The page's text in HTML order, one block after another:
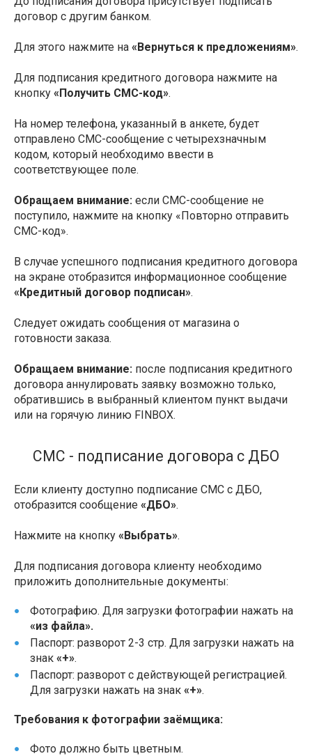
договор с другим банком.
Для этого нажмите на «Вернуться к предложениям».
Для подписания кредитного договора нажмите на
кнопку «Получить СМС-код».
На номер телефона, указанный в анкете, будет
отправлено СМС-сообщение с четырехзначным
кодом, который необходимо ввести в
соответствующее поле.
Обращаем внимание: если СМС-сообщение не
поступило, нажмите на кнопку «Повторно отправить
СМС-код».
В случае успешного подписания кредитного договора
на экране отобразится информационное сообщение
«Кредитный договор подписан».
Следует ожидать сообщения от магазина о
готовности заказа.
Обращаем внимание: после подписания кредитного
договора аннулировать заявку возможно только,
обратившись в выбранный клиентом пункт выдачи
или на горячую линию FINBOX.
СМС - подписание договора с ДБО
Если клиенту доступно подписание СМС с ДБО,
отобразится сообщение «ДБО».
Нажмите на кнопку «Выбрать».
Для подписания договора клиенту необходимо
приложить дополнительные документы:
Фотографию. Для загрузки фотографии нажать на
«из файла».
Паспорт: разворот 2-3 стр. Для загрузки нажать на
знак «+».
Паспорт: разворот с действующей регистрацией.
Для загрузки нажать на знак «+».
Требования к фотографии заёмщика:
Фото должно быть цветным.